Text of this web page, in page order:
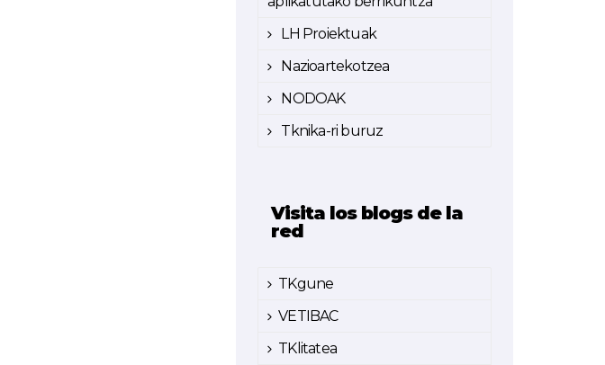
LH Proiektuak
Nazioartekotzea
NODOAK
Tknika-ri buruz
Visita los blogs de la
red
TKgune
VETIBAC
TKlitatea